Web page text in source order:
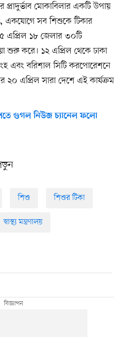
প্রাদুর্ভাব মোকাবিলার একটি উপায়
একযোগে সব শিশুকে টিকার
১৮ জেলার ৩০টি
শুরু করে। ১২ এপ্রিল থেকে ঢাকা
এবং বরিশাল সিটি করপোরেশনে
এপ্রিল সারা দেশে এই কার্যক্রম
গুগল নিউজ চ্যানেল ফলো
শিশু শিশুর টিকা
স্বাস্থ্য মন্ত্রণালয়